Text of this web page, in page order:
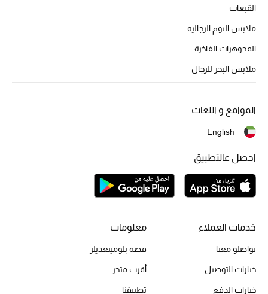
جميع الأحذية النسائية
جميع الإكسسورات النسائية
موضة نسائية
تسوقوا للنساء
الموسم الجديد
القبعات
ملابس النوم الرجالية
المجوهرات الفاخرة
ملابس البحر للرجال
خدمات العملاء
تواصلو معنا
خيارات التوصيل
خيارات الدفع
معلومات
قصة بلومينغديلز
أقرب متجر
تطبيقنا
المواقع و اللغات
English
احصل عالتطبيق